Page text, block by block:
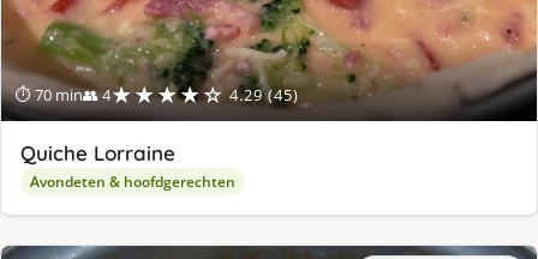
⏱ 70 min👥 4★★★★☆ 4.29 (45)
Quiche Lorraine
Avondeten & hoofdgerechten